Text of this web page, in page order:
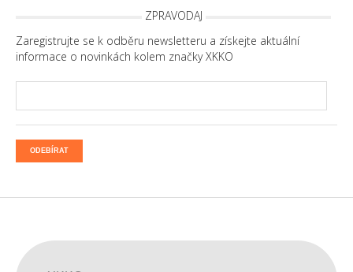
ZPRAVODAJ
Zaregistrujte se k odběru newsletteru a získejte aktuální
informace o novinkách kolem značky XKKO
ODEBÍRAT